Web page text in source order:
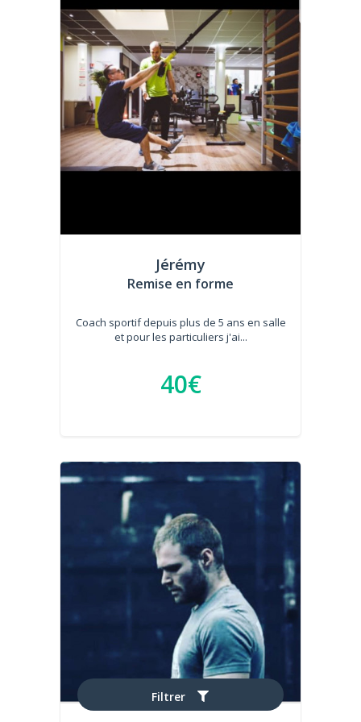
Filtrer
Jérémy
Remise en forme
Coach sportif depuis plus de 5 ans en salle
et pour les particuliers j'ai...
40€